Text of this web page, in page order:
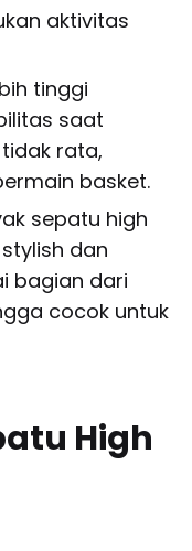
aktivitas
tinggi
saat
rata,
basket.
sepatu high
dan
bagian dari
cocok untuk
High